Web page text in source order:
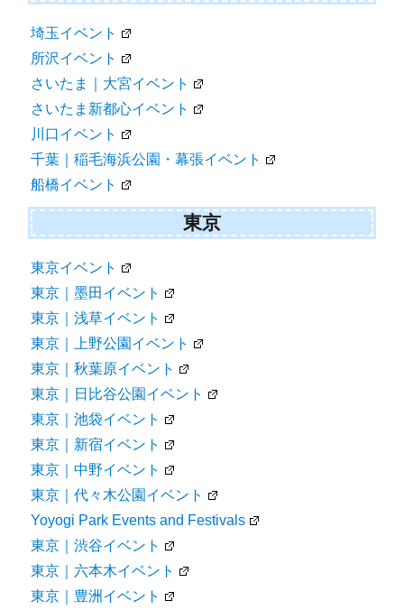
埼玉イベント
所沢イベント
さいたま｜大宮イベント
さいたま新都心イベント
川口イベント
千葉｜稲毛海浜公園・幕張イベント
船橋イベント
東京
東京イベント
東京｜墨田イベント
東京｜浅草イベント
東京｜上野公園イベント
東京｜秋葉原イベント
東京｜日比谷公園イベント
東京｜池袋イベント
東京｜新宿イベント
東京｜中野イベント
東京｜代々木公園イベント
Yoyogi Park Events and Festivals
東京｜渋谷イベント
東京｜六本木イベント
東京｜豊洲イベント